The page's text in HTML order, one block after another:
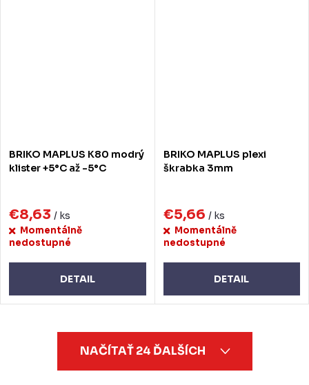
BRIKO MAPLUS K80 modrý
klister +5°C až -5°C
€8,63 / ks
Momentálně
nedostupné
DETAIL
BRIKO MAPLUS plexi
škrabka 3mm
€5,66 / ks
Momentálně
nedostupné
DETAIL
NAČÍTAŤ 24 ĎALŠÍCH